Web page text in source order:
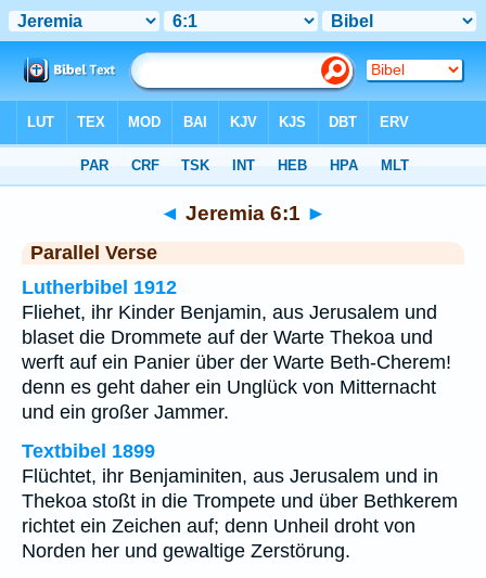
◄ Jeremia 6:1 ►
Parallel Verse
Lutherbibel 1912
Fliehet, ihr Kinder Benjamin, aus Jerusalem und
blaset die Drommete auf der Warte Thekoa und
werft auf ein Panier über der Warte Beth-Cherem!
denn es geht daher ein Unglück von Mitternacht
und ein großer Jammer.
Textbibel 1899
Flüchtet, ihr Benjaminiten, aus Jerusalem und in
Thekoa stoßt in die Trompete und über Bethkerem
richtet ein Zeichen auf; denn Unheil droht von
Norden her und gewaltige Zerstörung.